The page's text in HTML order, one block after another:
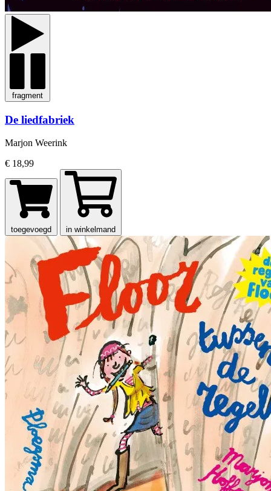
fragment
De liedfabriek
Marjon Weerink
€ 18,99
toegevoegd in winkelmand